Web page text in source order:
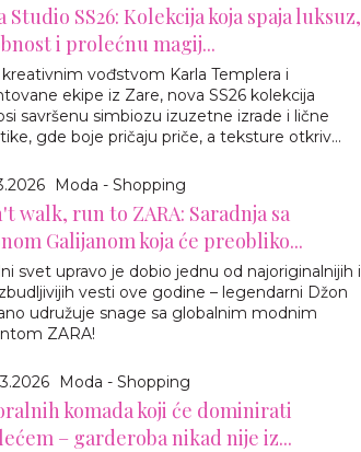
Studio SS26: Kolekcija koja spaja luksuz,
i prolećnu magij...
vođstvom Karla Templera i
ekipe iz Zare, nova SS26 kolekcija
savršenu simbiozu izuzetne izrade i lične
gde boje pričaju priče, a teksture otkriv...
Moda - Shopping
walk, run to ZARA: Saradnja sa
Galijanom koja će preobliko...
svet upravo je dobio jednu od najoriginalnijih i
vesti ove godine – legendarni Džon
udružuje snage sa globalnim modnim
ZARA!
Moda - Shopping
komada koji će dominirati
– garderoba nikad nije iz...